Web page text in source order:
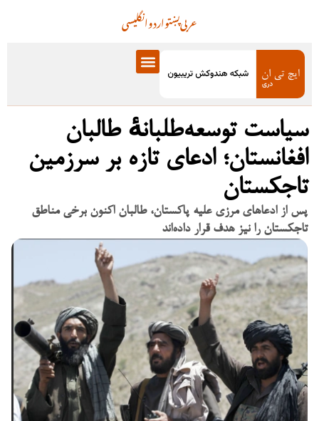
انگلیسیاردوپښتوعربی
سیاست توسعه‌طلبانهٔ طالبان
افغانستان؛ ادعای تازه بر سرزمین
تاجکستان
پس از ادعاهای مرزی علیه پاکستان، طالبان اکنون برخی مناطق
تاجکستان را نیز هدف قرار داده‌اند